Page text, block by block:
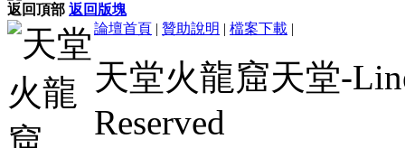
返回頂部 返回版塊
論壇首頁 | 贊助說明 | 檔案下載 |
天堂火龍窟天堂-
Reserved